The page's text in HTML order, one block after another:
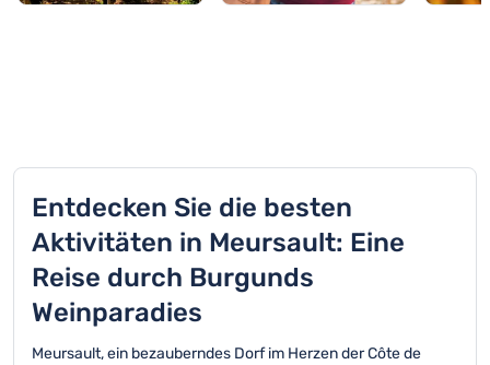
Entdecken Sie die besten
Aktivitäten in Meursault: Eine
Reise durch Burgunds
Weinparadies
Meursault, ein bezauberndes Dorf im Herzen der Côte de